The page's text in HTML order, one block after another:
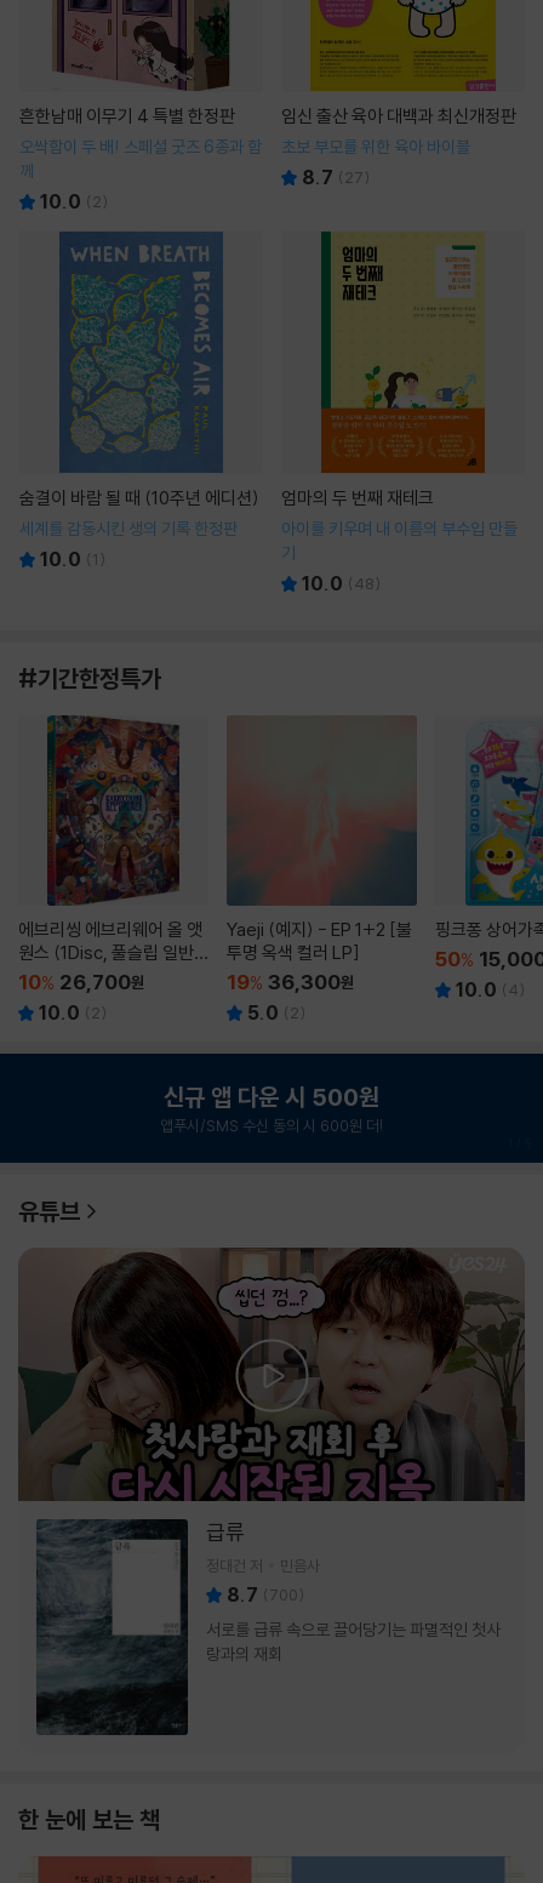
흔한남매 이무기 4 특별 한정판
오싹함이 두 배! 스페셜 굿즈 6종과 함
께
10.0 ( 2)
임신 출산 육아 대백과 최신개정판
초보 부모를 위한 육아 바이블
8.7 ( 27)
숨결이 바람 될 때 (10주년 에디션)
세계를 감동시킨 생의 기록 한정판
10.0 (1 )
엄마의 두 번째 재테크
아이를 키우며 내 이름의 부수입 만들
기
10.0 (48)
#기간한정특가
에브리씽 에브리웨어 올 앳
원스 (1Disc, 풀슬립 일반
판) : 블루레이
10% 26,700원
10.0 ( 2)
Yaeji (예지) - EP 1+2 [불
투명 옥색 컬러 LP]
19% 36,300원
5.0 ( 2)
핑크퐁 상어가
50%
10.0 (4)
신규 앱 다운 시 500원
앱푸시/SMS 수신 동의 시 600원 더!
유튜브
급류
정대건 저 민음사
8.7 (700)
서로를 급류 속으로 끌어당기는 파멸적인 첫사
랑과의 재회
한 눈에 보는 책